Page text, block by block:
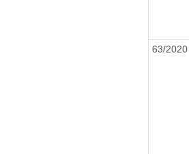
63/2020